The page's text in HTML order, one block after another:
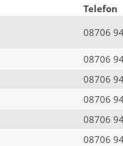
Telefon
08706
08706
08706
08706
08706
08706